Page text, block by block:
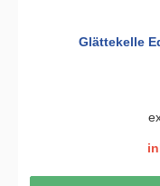
Glättekelle